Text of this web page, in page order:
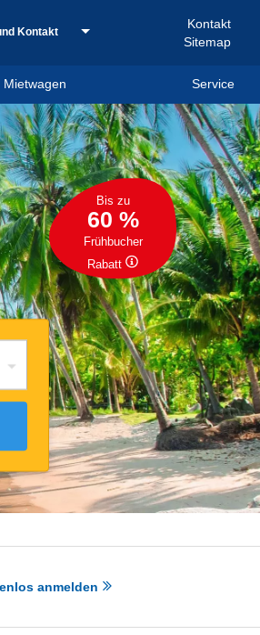
Kontakt
Kontakt
Sitemap
Mietwagen Service
Bis zu
60 %
Frühbucher
Rabatt
anmelden